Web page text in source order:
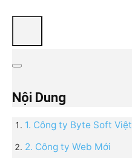
Nội Dung
1. Công ty Byte Soft
2. Công ty Web Mới